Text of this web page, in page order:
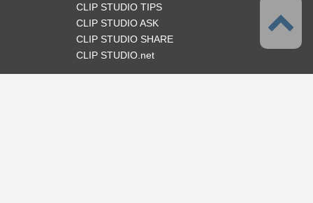
CLIP STUDIO TIPS
CLIP STUDIO ASK
CLIP STUDIO SHARE
CLIP STUDIO.net